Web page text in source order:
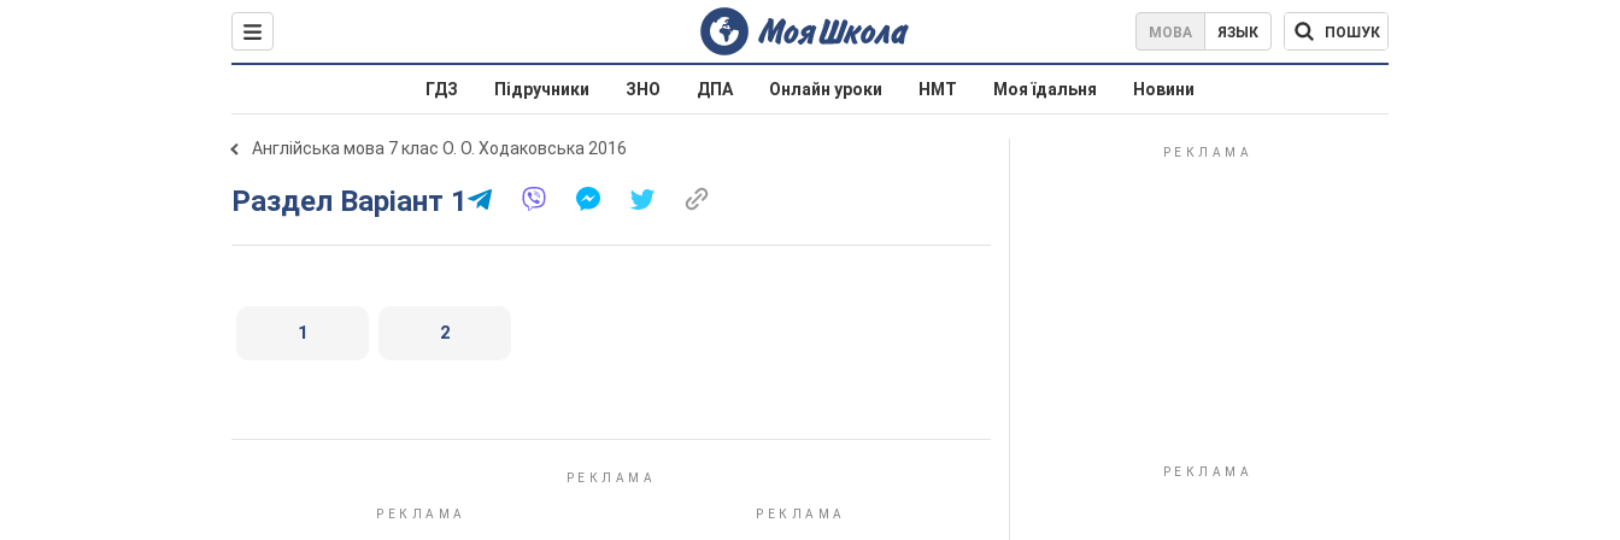
МОВА ЯЗЫК ПОШУК
ГДЗ Підручники ЗНО ДПА Онлайн уроки НМТ Моя їдальня Новини
Англійська мова 7 клас О. О. Ходаковська 2016
Раздел Варіант 1
1 2